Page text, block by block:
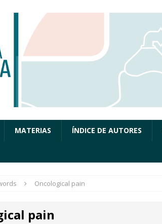
MATERIAS ÍNDICE DE AUTORES
Oncological pain
pain